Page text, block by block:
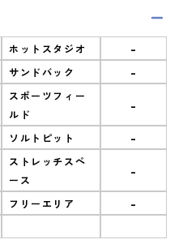
ホットスタジオ -
サンドバック -
スポーツフィー
ルド
-
ソルトピット -
ストレッチスペ
ース
-
フリーエリア -